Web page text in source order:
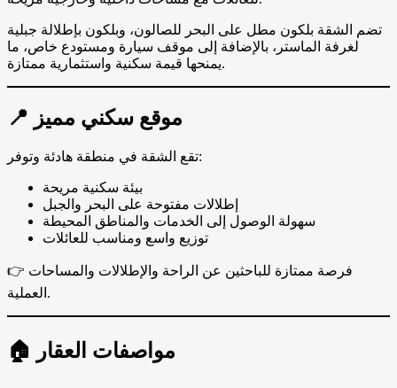
تضم الشقة بلكون مطل على البحر للصالون، وبلكون بإطلالة جبلية
لغرفة الماستر، بالإضافة إلى موقف سيارة ومستودع خاص، ما
يمنحها قيمة سكنية واستثمارية ممتازة.
📍 موقع سكني مميز
تقع الشقة في منطقة هادئة وتوفر:
بيئة سكنية مريحة
إطلالات مفتوحة على البحر والجبل
سهولة الوصول إلى الخدمات والمناطق المحيطة
توزيع واسع ومناسب للعائلات
👉 فرصة ممتازة للباحثين عن الراحة والإطلالات والمساحات
العملية.
🏠 مواصفات العقار